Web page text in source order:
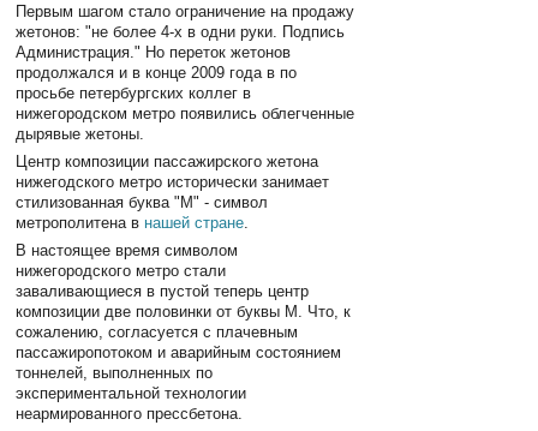
Первым шагом стало ограничение на продажу
жетонов: "не более 4-х в одни руки. Подпись
Администрация." Но переток жетонов
продолжался и в конце 2009 года в по
просьбе петербургских коллег в
нижегородском метро появились облегченные
дырявые жетоны.
Центр композиции пассажирского жетона
нижегодского метро исторически занимает
стилизованная буква "М" - символ
метрополитена в нашей стране.
В настоящее время символом
нижегородского метро стали
заваливающиеся в пустой теперь центр
композиции две половинки от буквы М. Что, к
сожалению, согласуется с плачевным
пассажиропотоком и аварийным состоянием
тоннелей, выполненных по
экспериментальной технологии
неармированного прессбетона.